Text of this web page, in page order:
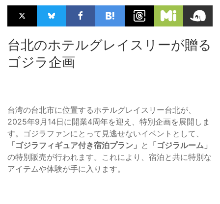
台北のホテルグレイスリーが贈る
ゴジラ企画
台湾の台北市に位置するホテルグレイスリー台北が、
2025年9月14日に開業4周年を迎え、特別企画を展開しま
す。ゴジラファンにとって見逃せないイベントとして、
「ゴジラフィギュア付き宿泊プラン」 と 「ゴジラルーム」
の特別販売が行われます。これにより、宿泊と共に特別な
アイテムや体験が手に入ります。